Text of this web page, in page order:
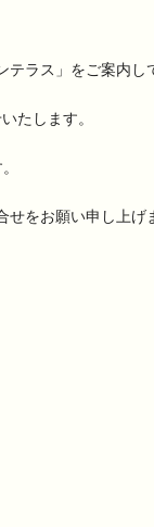
ラス」をご案内し
たします。
をお願い申し上げ